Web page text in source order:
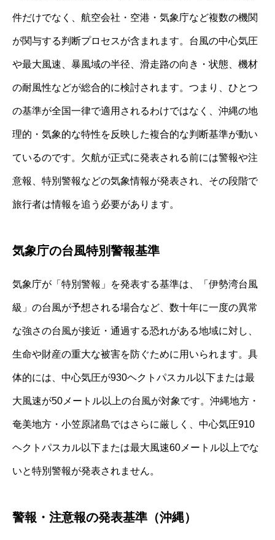
件だけでなく、航空会社・空港・気象庁など複数の機関
が関与する判断プロセスが含まれます。台風の中心気圧
や最大風速、暴風域の半径、滑走路の向き・状態、機材
の耐風性などが総合的に検討されます。つまり、ひとつ
の基準が全国一律で適用されるわけではなく、沖縄の地
理的・気象的な特性を反映した複合的な判断基準が動い
ているのです。欠航が正式に発表される前には警報や注
意報、特別警報などの気象情報が発表され、その段階で
旅行者は情報を追う必要があります。
気象庁の台風特別警報基準
気象庁が「特別警報」を発表する基準は、「伊勢湾台風
級」の台風が予想される場合など、数十年に一度の異常
な強さの台風が接近・通過する恐れがある地域に対し、
生命や財産の重大な被害を防ぐために用いられます。具
体的には、中心気圧が930ヘクトパスカル以下または最
大風速が50メートル以上の台風が対象です。沖縄地方・
奄美地方・小笠原諸島ではさらに厳しく、中心気圧910
ヘクトパスカル以下または最大風速60メートル以上でな
いと特別警報が発表されません。
警報・注意報の発表基準（沖縄）